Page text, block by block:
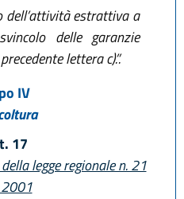
dell’attività estrattiva a
delle garanzie
lettera c).”.
IV
17
legge regionale n. 21